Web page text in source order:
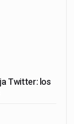
Twitter: los